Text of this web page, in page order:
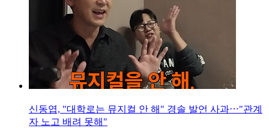
신동엽, "대학로는 뮤지컬 안 해" 경솔 발언 사과⋯"관계
자 노고 배려 못해"